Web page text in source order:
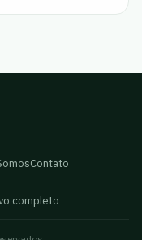
Contato
completo